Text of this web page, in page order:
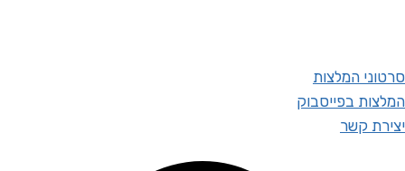
סרטוני המלצות
המלצות בפייסבוק
יצירת קשר